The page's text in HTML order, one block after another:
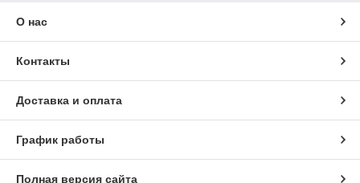
О нас
Контакты
Доставка и оплата
График работы
Полная версия сайта